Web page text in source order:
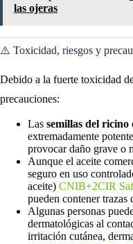
las ojeras
⚠️ Toxicidad, riesgos y
Debido a la fuerte toxicidad
precauciones:
Las semillas del ricino
extremadamente
provocar daño grave o
Aunque el aceite
seguro en uso
aceite) CNIB+2CIR
pueden contener
Algunas personas
dermatológicas al
irritación cutánea,